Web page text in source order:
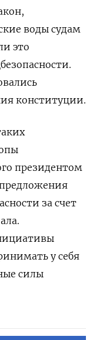
воды судам
это
конституции.
президентом
за счет
у себя
силы